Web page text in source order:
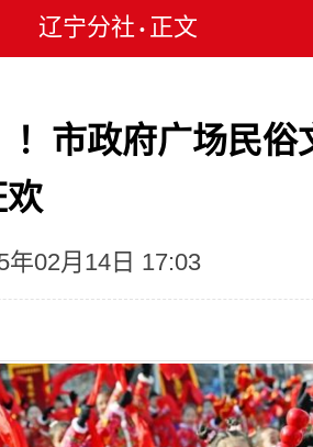
辽宁分社 • 正文
！市政府广场民俗
欢
年02月14日 17:03